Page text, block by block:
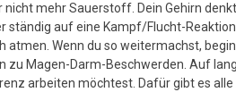
mehr Sauerstoff. Dein Gehirn
auf eine Kampf/Flucht-
Wenn du so weitermachst,
Magen-Darm-Beschwerden. Auf
arbeiten möchtest. Dafür gibt es